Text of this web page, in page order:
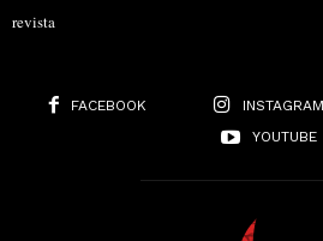
revista
FACEBOOK INSTAGRAM
YOUTUBE